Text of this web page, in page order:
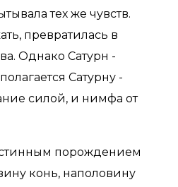
тех же чувств.
превратилась в
Однако Сатурн -
Сатурну -
силой, и нимфа от
порождением
конь, наполовину